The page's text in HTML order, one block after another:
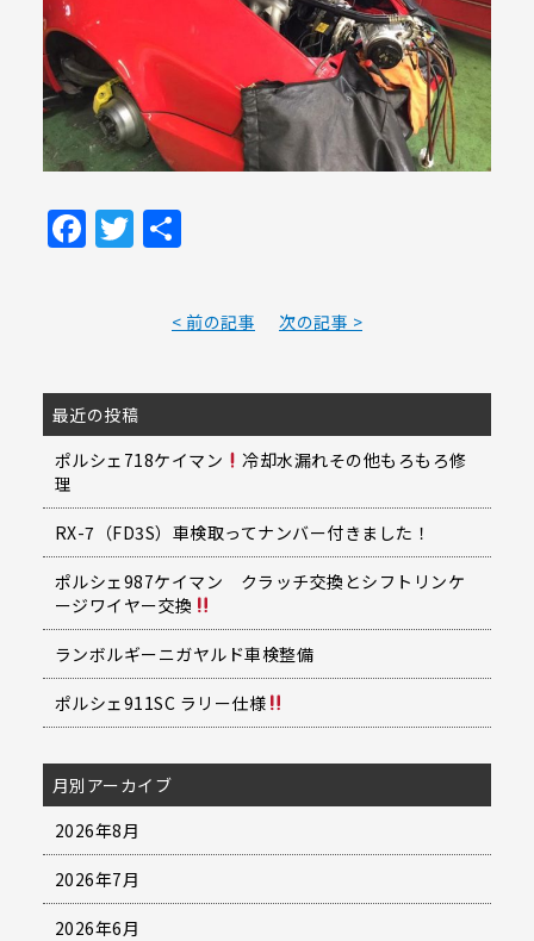
Facebook
Twitter
共
< 前の記事 次の記事 >
最近の投稿
ポルシェ718ケイマン
冷却水漏れその他もろもろ修
理
RX-7（FD3S）車検取ってナンバー付きました！
ポルシェ987ケイマン クラッチ交換とシフトリンケ
ージワイヤー交換
ランボルギーニガヤルド車検整備
ポルシェ911SC ラリー仕様
月別アーカイブ
2026年8月
2026年7月
2026年6月